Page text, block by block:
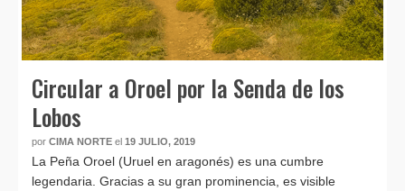
Circular a Oroel por la Senda de los
Lobos
por CIMA NORTE el 19 JULIO, 2019
La Peña Oroel (Uruel en aragonés) es una cumbre
legendaria. Gracias a su gran prominencia, es visible